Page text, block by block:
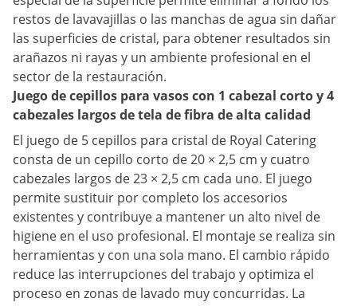
restos de lavavajillas o las manchas de agua sin dañar
las superficies de cristal, para obtener resultados sin
arañazos ni rayas y un ambiente profesional en el
sector de la restauración.
Juego de cepillos para vasos con 1 cabezal corto y 4
cabezales largos de tela de fibra de alta calidad
El juego de 5 cepillos para cristal de Royal Catering
consta de un cepillo corto de 20 × 2,5 cm y cuatro
cabezales largos de 23 × 2,5 cm cada uno. El juego
permite sustituir por completo los accesorios
existentes y contribuye a mantener un alto nivel de
higiene en el uso profesional. El montaje se realiza sin
herramientas y con una sola mano. El cambio rápido
reduce las interrupciones del trabajo y optimiza el
proceso en zonas de lavado muy concurridas. La